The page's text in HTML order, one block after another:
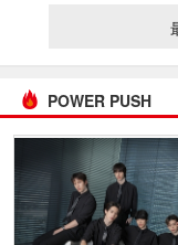
POWER PUSH